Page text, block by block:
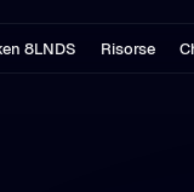
8LNDS Risorse